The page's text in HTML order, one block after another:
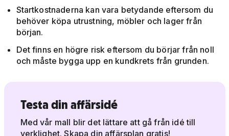
Startkostnaderna kan vara betydande eftersom du
behöver köpa utrustning, möbler och lager från
början.
Det finns en högre risk eftersom du börjar från noll
och måste bygga upp en kundkrets från grunden.
Testa din affärsidé
Med vår mall blir det lättare att gå från idé till
verklighet. Skapa din affärsplan gratis!